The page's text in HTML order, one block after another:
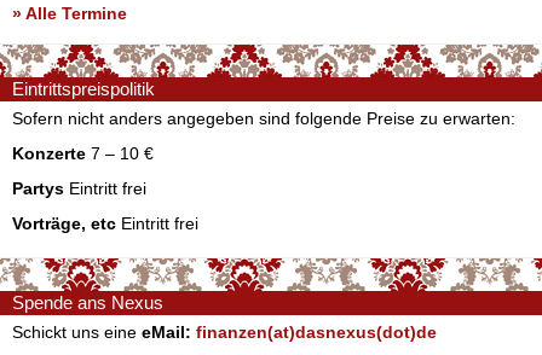
» Alle Termine
Eintrittspreispolitik
Sofern nicht anders angegeben sind folgende Preise zu erwarten:
Konzerte 7 – 10 €
Partys Eintritt frei
Vorträge, etc Eintritt frei
Spende ans Nexus
Schickt uns eine eMail: finanzen(at)dasnexus(dot)de